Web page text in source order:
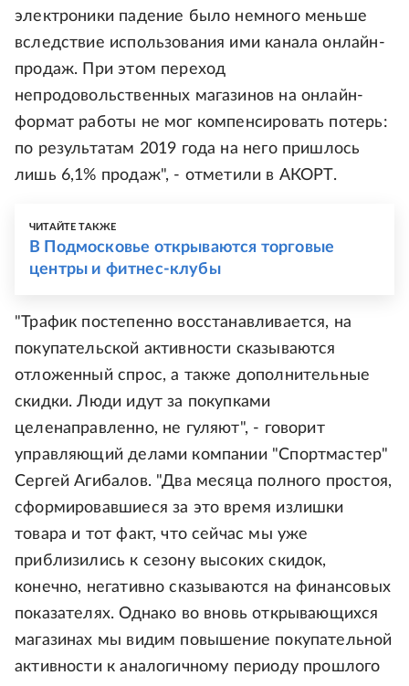
электроники падение было немного меньше
вследствие использования ими канала онлайн-
продаж. При этом переход
непродовольственных магазинов на онлайн-
формат работы не мог компенсировать потерь:
по результатам 2019 года на него пришлось
лишь 6,1% продаж", - отметили в АКОРТ.
ЧИТАЙТЕ ТАКЖЕ
В Подмосковье открываются торговые
центры и фитнес-клубы
"Трафик постепенно восстанавливается, на
покупательской активности сказываются
отложенный спрос, а также дополнительные
скидки. Люди идут за покупками
целенаправленно, не гуляют", - говорит
управляющий делами компании "Спортмастер"
Сергей Агибалов. "Два месяца полного простоя,
сформировавшиеся за это время излишки
товара и тот факт, что сейчас мы уже
приблизились к сезону высоких скидок,
конечно, негативно сказываются на финансовых
показателях. Однако во вновь открывающихся
магазинах мы видим повышение покупательной
активности к аналогичному периоду прошлого